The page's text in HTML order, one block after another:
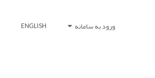
ورود به سامانه ENGLISH